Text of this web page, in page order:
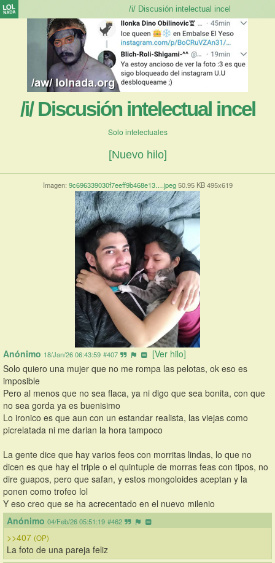
/i/ Discusión intelectual incel
Solo intelectuales
[Nuevo hilo]
Imagen: 9c696339030f7eeff9b468e13….jpeg 50.95 KB 495x619
Anónimo 18/Jan/26 06:43:59 #407
[Ver hilo]
Solo quiero una mujer que no me rompa las pelotas, ok eso es
imposible
Pero al menos que no sea flaca, ya ni digo que sea bonita, con que
no sea gorda ya es buenisimo
Lo ironico es que aun con un estandar realista, las viejas como
picrelatada ni me darian la hora tampoco
La gente dice que hay varios feos con morritas lindas, lo que no
dicen es que hay el triple o el quintuple de morras feas con tipos, no
dire guapos, pero que safan, y estos mongoloides aceptan y la
ponen como trofeo lol
Y eso creo que se ha acrecentado en el nuevo milenio
Anónimo 04/Feb/26 05:51:19 #462
>>407 (OP)
La foto de una pareja feliz